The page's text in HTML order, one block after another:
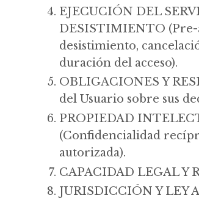
EJECUCIÓN DEL
DESISTIMIENTO
desistimiento,
duración del acceso).
OBLIGACIONES Y
del Usuario sobre sus
PROPIEDAD
(Confidencialidad
autorizada).
CAPACIDAD LEGAL Y
JURISDICCIÓN Y LEY